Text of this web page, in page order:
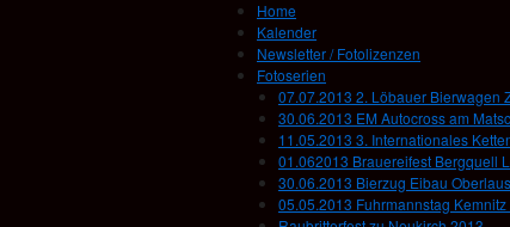
Home
Kalender
Newsletter / Fotolizenzen
Fotoserien
07.07.2013 2. Löbauer Bierwagen
30.06.2013 EM Autocross am
11.05.2013 3. Internationales
01.062013 Brauereifest Bergquell
30.06.2013 Bierzug Eibau
05.05.2013 Fuhrmannstag Kemnitz